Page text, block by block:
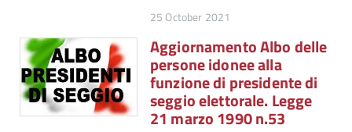
25 October 2021
Aggiornamento Albo delle
persone idonee alla
funzione di presidente di
seggio elettorale. Legge
21 marzo 1990 n.53